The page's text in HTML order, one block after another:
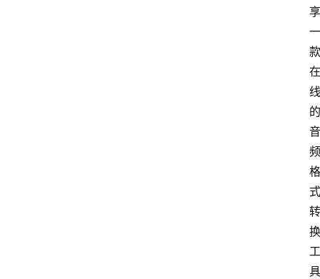
享
一
款
在
线
的
音
频
格
式
转
换
工
具